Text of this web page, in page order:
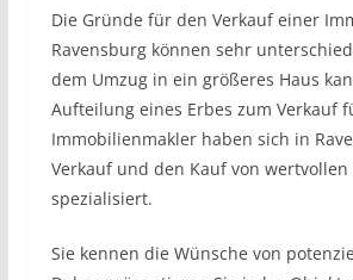
Die Gründe für den Verkauf einer
Ravensburg können sehr
dem Umzug in ein größeres Haus
Aufteilung eines Erbes zum Verkauf
Immobilienmakler haben sich in
Verkauf und den Kauf von
spezialisiert.
Sie kennen die Wünsche von